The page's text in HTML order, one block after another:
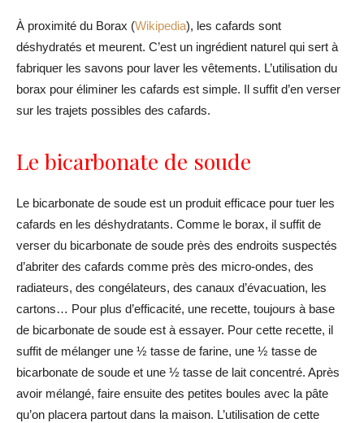
À proximité du Borax (Wikipedia), les cafards sont
déshydratés et meurent. C’est un ingrédient naturel qui sert à
fabriquer les savons pour laver les vêtements. L’utilisation du
borax pour éliminer les cafards est simple. Il suffit d’en verser
sur les trajets possibles des cafards.
Le bicarbonate de soude
Le bicarbonate de soude est un produit efficace pour tuer les
cafards en les déshydratants. Comme le borax, il suffit de
verser du bicarbonate de soude près des endroits suspectés
d’abriter des cafards comme près des micro-ondes, des
radiateurs, des congélateurs, des canaux d’évacuation, les
cartons… Pour plus d’efficacité, une recette, toujours à base
de bicarbonate de soude est à essayer. Pour cette recette, il
suffit de mélanger une ½ tasse de farine, une ½ tasse de
bicarbonate de soude et une ½ tasse de lait concentré. Après
avoir mélangé, faire ensuite des petites boules avec la pâte
qu’on placera partout dans la maison. L’utilisation de cette